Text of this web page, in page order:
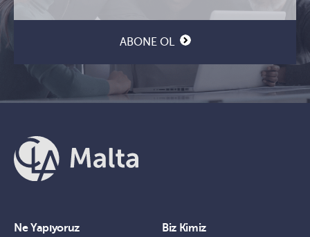
ABONE OL
Ne Yapıyoruz Biz Kimiz